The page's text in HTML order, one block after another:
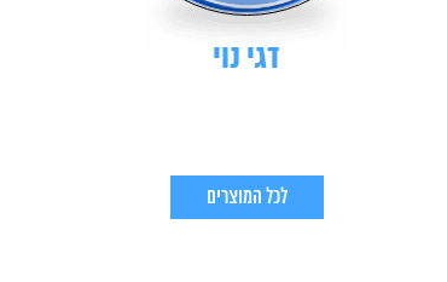
דגי נוי
לכל המוצרים